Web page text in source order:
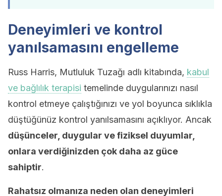
Deneyimleri ve kontrol
yanılsamasını engelleme
Russ Harris, Mutluluk Tuzağı adlı kitabında, kabul
ve bağlılık terapisi temelinde duygularınızı nasıl
kontrol etmeye çalıştığınızı ve yol boyunca sıklıkla
düştüğünüz kontrol yanılsamasını açıklıyor. Ancak
düşünceler, duygular ve fiziksel duyumlar,
onlara verdiğinizden çok daha az güce
sahiptir.
Rahatsız olmanıza neden olan deneyimleri